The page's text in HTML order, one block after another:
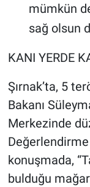
mümkün
sağ olsun
KANI YERDE
Şırnak’ta, 5
Bakanı
Merkezinde
Değerlendirme
konuşmada,
bulduğu